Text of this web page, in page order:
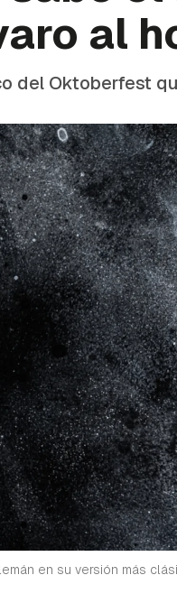
al
del Oktoberfest
en su versión más